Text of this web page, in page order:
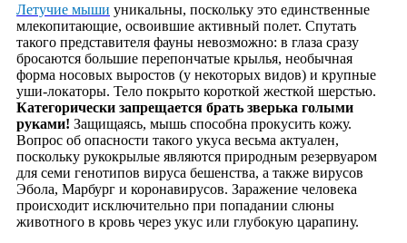
Летучие мыши уникальны, поскольку это единственные
млекопитающие, освоившие активный полет. Спутать
такого представителя фауны невозможно: в глаза сразу
бросаются большие перепончатые крылья, необычная
форма носовых выростов (у некоторых видов) и крупные
уши-локаторы. Тело покрыто короткой жесткой шерстью.
Категорически запрещается брать зверька голыми
руками! Защищаясь, мышь способна прокусить кожу.
Вопрос об опасности такого укуса весьма актуален,
поскольку рукокрылые являются природным резервуаром
для семи генотипов вируса бешенства, а также вирусов
Эбола, Марбург и коронавирусов. Заражение человека
происходит исключительно при попадании слюны
животного в кровь через укус или глубокую царапину.